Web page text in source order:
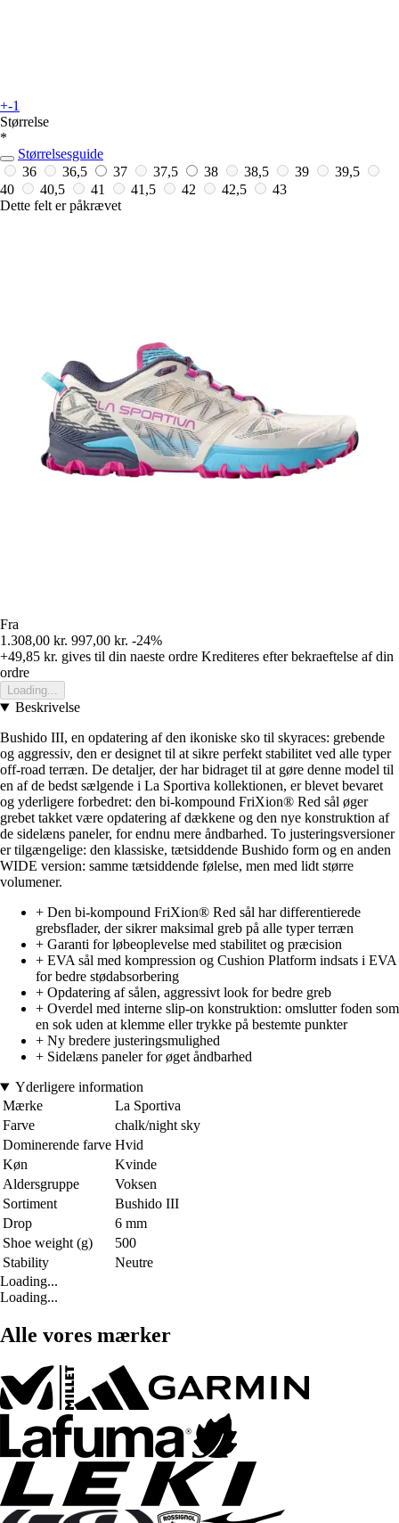
+-1
Størrelse
*
Størrelsesguide
36
36,5 37 37,5 38 38,5 39
39,5
40
40,5 41 41,5 42 42,5
43
Dette felt er påkrævet
Fra
1.308,00 kr. 997,00 kr. -24%
+49,85 kr. gives til din naeste ordre Krediteres efter bekraeftelse af din
ordre
Loading...
Beskrivelse
Bushido III, en opdatering af den ikoniske sko til skyraces: grebende
og aggressiv, den er designet til at sikre perfekt stabilitet ved alle typer
off-road terræn. De detaljer, der har bidraget til at gøre denne model til
en af de bedst sælgende i La Sportiva kollektionen, er blevet bevaret
og yderligere forbedret: den bi-kompound FriXion® Red sål øger
grebet takket være opdatering af dækkene og den nye konstruktion af
de sidelæns paneler, for endnu mere åndbarhed. To justeringsversioner
er tilgængelige: den klassiske, tætsiddende Bushido form og en anden
WIDE version: samme tætsiddende følelse, men med lidt større
volumener.
+ Den bi-kompound FriXion® Red sål har differentierede
grebsflader, der sikrer maksimal greb på alle typer terræn
+ Garanti for løbeoplevelse med stabilitet og præcision
+ EVA sål med kompression og Cushion Platform indsats i EVA
for bedre stødabsorbering
+ Opdatering af sålen, aggressivt look for bedre greb
+ Overdel med interne slip-on konstruktion: omslutter foden som
en sok uden at klemme eller trykke på bestemte punkter
+ Ny bredere justeringsmulighed
+ Sidelæns paneler for øget åndbarhed
Yderligere information
Mærke
La Sportiva
Farve
chalk/night sky
Dominerende farve Hvid
Køn
Kvinde
Aldersgruppe
Voksen
Sortiment
Bushido III
Drop
6 mm
Shoe weight (g)
500
Stability
Neutre
Loading...
Loading...
Alle vores mærker